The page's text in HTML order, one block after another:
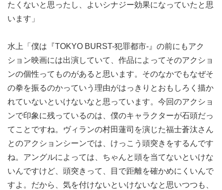
たくないと思ったし、よいシナジー効果になっていたと思
います」
水上「僕は『TOKYO BURST-犯罪都市-』の前にもアク
ション映画には出演していて、作品によってそのアクショ
ンの個性ってものがあると思います。そのなかでもなぜそ
の拳を振るのかっていう理由がはっきりとおもしろく描か
れていないといけないなと思っています。今回のアクショ
ンで印象に残っているのは、僕のキャラクターが石頭だっ
てことですね。ヴィランの村田蓮司を演じた福士蒼汰さん
とのアクションシーンでは、けっこう頭突きをするんです
ね。アングルによっては、ちゃんと頭を当てないといけな
いんですけど、頭突きって、目で距離を確かめにくいんで
すよ。だから、気を付けないといけないなと思いつつも、